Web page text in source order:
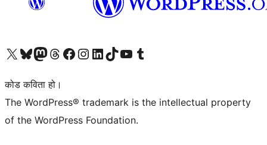
हाम्रो X (पहिले ट्विटर) खातामा जानुहोस्
हाम्रो Bluesky खाता भ्रमण गर्नुहोस्
हाम्रो म्यास्टोडन खाता भ्रमण गर्नुहोस्
हाम्रो थ्रेड्स खातामा जानुहोस्
हाम्रो फेसबुक पेजमा जानुहोस्
हाम्रो इन्स्टाग्राम खातामा जानुहोस्
हाम्रो लिङ्क्डइन खातामा जानुहोस्
हाम्रो TikTok खाता भ्रमण गर्नुहोस्
हाम्रो युट्युब च्यानलमा जानुहोस्
हाम्रो टम्बलर खाता भ्रमण गर्नुहोस्
कोड कविता हो।
The WordPress® trademark is the intellectual property
of the WordPress Foundation.